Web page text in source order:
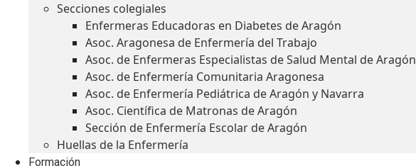
Secciones colegiales
Enfermeras Educadoras en Diabetes de Aragón
Asoc. Aragonesa de Enfermería del Trabajo
Asoc. de Enfermeras Especialistas de Salud Mental de Aragón
Asoc. de Enfermería Comunitaria Aragonesa
Asoc. de Enfermería Pediátrica de Aragón y Navarra
Asoc. Científica de Matronas de Aragón
Sección de Enfermería Escolar de Aragón
Huellas de la Enfermería
Formación